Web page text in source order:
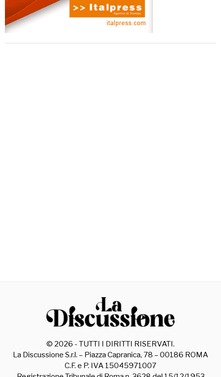
© 2026 - TUTTI I DIRITTI RISERVATI.
La Discussione S.r.l. – Piazza Capranica, 78 – 00186 ROMA
C.F. e P. IVA 15045971007